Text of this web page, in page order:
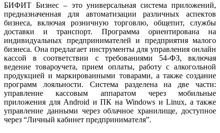
БИФИТ Бизнес – это универсальная система приложений,
предназначенная для автоматизации различных аспектов
бизнеса, включая розничную торговлю, общепит, службы
доставки и транспорт. Программа ориентирована на
индивидуальных предпринимателей и предприятия малого
бизнеса. Она предлагает инструменты для управления онлайн
кассой в соответствии с требованиями 54-ФЗ, включая
ведение товароучета, прием оплаты, работу с алкогольной
продукцией и маркированными товарами, а также создание
программ лояльности. Система разделена на две части:
управление кассовым аппаратом через мобильные
приложения для Android и ПК на Windows и Linux, а также
управление данными через облачное хранилище, доступное
через “Личный кабинет предпринимателя”.